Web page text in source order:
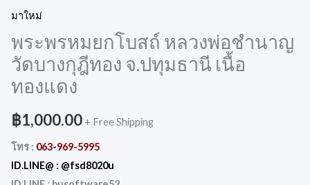
มาใหม่
พระพรหมยกโบสถ์ หลวงพ่อชำนาญ
วัดบางกุฎีทอง จ.ปทุมธานี เนื้อ
ทองแดง
฿1,000.00 + Free Shipping
โทร : 063-969-5995
ID.LINE@ : @fsd8020u